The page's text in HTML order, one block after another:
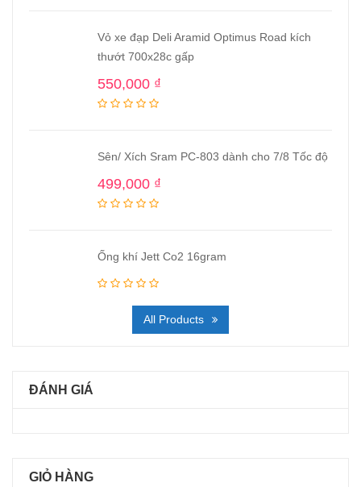
Vỏ xe đạp Deli Aramid Optimus Road kích
thướt 700x28c gấp
550,000 ₫
Sên/ Xích Sram PC-803 dành cho 7/8 Tốc độ
499,000 ₫
Ống khí Jett Co2 16gram
All Products
ĐÁNH GIÁ
GIỎ HÀNG